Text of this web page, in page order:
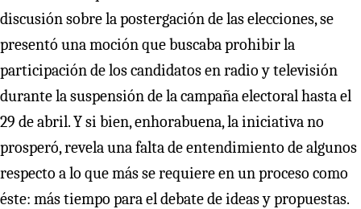
discusión sobre la postergación de las elecciones, se
presentó una moción que buscaba prohibir la
participación de los candidatos en radio y televisión
durante la suspensión de la campaña electoral hasta el
29 de abril. Y si bien, enhorabuena, la iniciativa no
prosperó, revela una falta de entendimiento de algunos
respecto a lo que más se requiere en un proceso como
éste: más tiempo para el debate de ideas y propuestas.